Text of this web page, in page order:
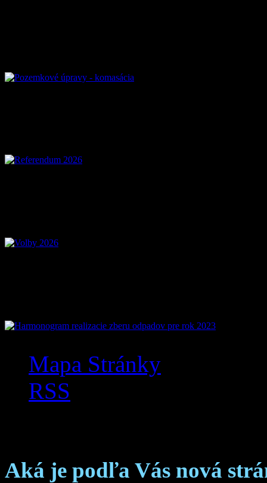
Mapa Stránky
RSS
Aká je podľa Vás nová